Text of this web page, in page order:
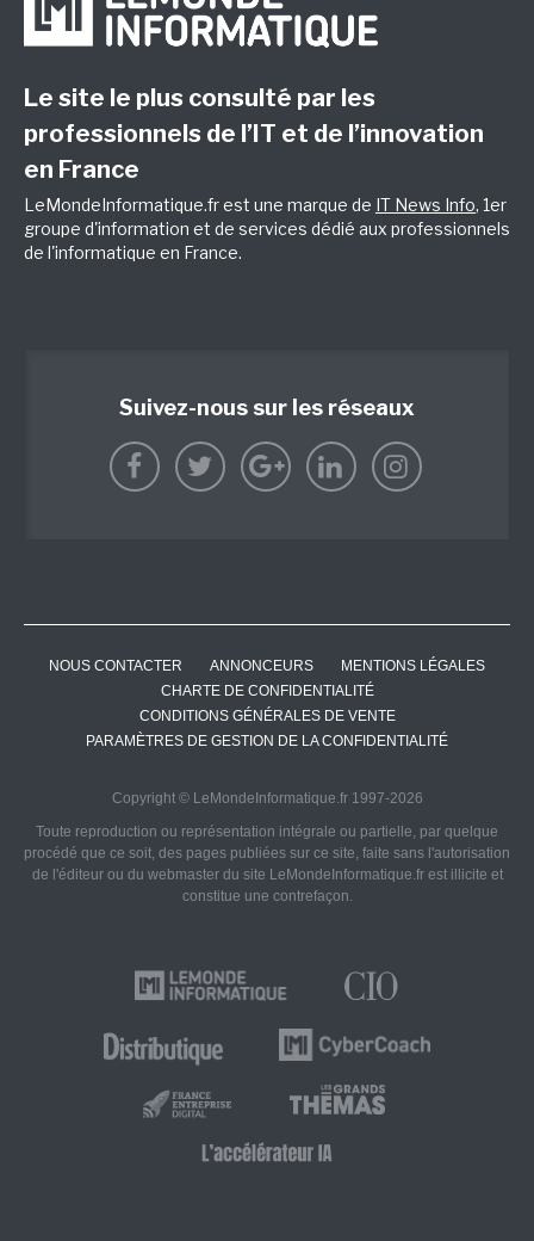
Le site le plus consulté par les
professionnels de l’IT et de l’innovation
en France
LeMondeInformatique.fr est une marque de IT News Info, 1er
groupe d'information et de services dédié aux professionnels
de l'informatique en France.
Suivez-nous sur les réseaux
NOUS CONTACTER ANNONCEURS
MENTIONS LÉGALES
CHARTE DE CONFIDENTIALITÉ
CONDITIONS GÉNÉRALES DE VENTE
PARAMÈTRES DE GESTION DE LA CONFIDENTIALITÉ
Copyright © LeMondeInformatique.fr 1997-2026
Toute reproduction ou représentation intégrale ou partielle, par quelque
procédé que ce soit, des pages publiées sur ce site, faite sans l'autorisation
de l'éditeur ou du webmaster du site LeMondeInformatique.fr est illicite et
constitue une contrefaçon.